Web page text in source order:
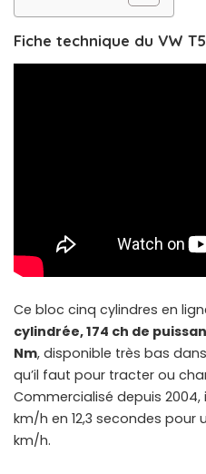
Fiche technique du VW
Ce bloc cinq cylindres en
cylindrée, 174 ch de
Nm, disponible très bas
qu’il faut pour tracter ou
Commercialisé depuis 2004,
km/h en 12,3 secondes pour
km/h.